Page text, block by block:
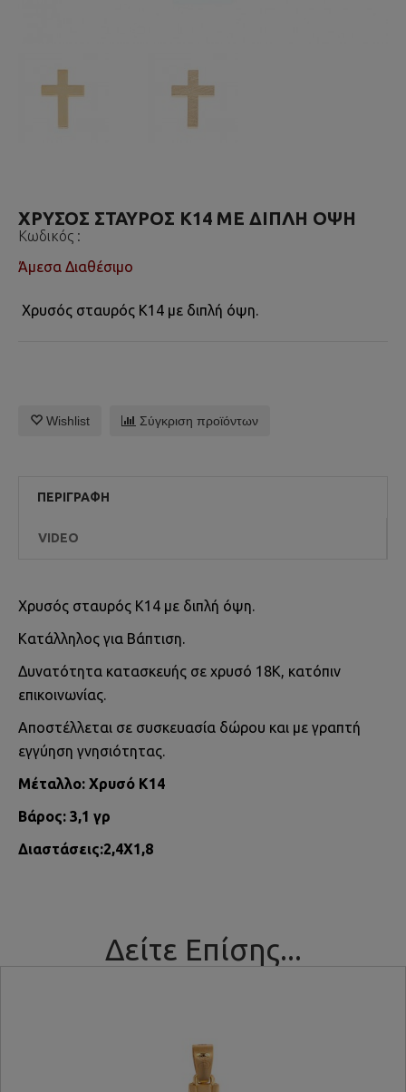
ΧΡΥΣΟΣ ΣΤΑΥΡΟΣ Κ14 ΜΕ ΔΙΠΛΗ ΟΨΗ
Κωδικός :
Άμεσα Διαθέσιμο
Χρυσός σταυρός Κ14 με διπλή όψη.
Wishlist Σύγκριση προϊόντων
ΠΕΡΙΓΡΑΦΉ
VIDEO
Χρυσός σταυρός Κ14 με διπλή όψη.
Κατάλληλος για Βάπτιση.
Δυνατότητα κατασκευής σε χρυσό 18Κ, κατόπιν
επικοινωνίας.
Αποστέλλεται σε συσκευασία δώρου και με γραπτή
εγγύηση γνησιότητας.
Μέταλλο: Χρυσό Κ14
Βάρος: 3,1 γρ
Διαστάσεις:2,4Χ1,8
Δείτε Επίσης...